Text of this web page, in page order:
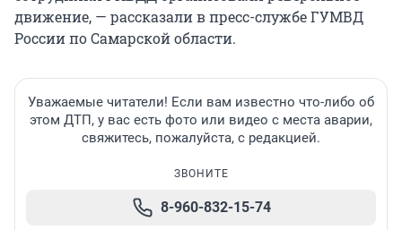
движение, — рассказали в пресс-службе ГУМВД
России по Самарской области.
Уважаемые читатели! Если вам известно что-либо об
этом ДТП, у вас есть фото или видео с места аварии,
свяжитесь, пожалуйста, с редакцией.
ЗВОНИТЕ
8-960-832-15-74